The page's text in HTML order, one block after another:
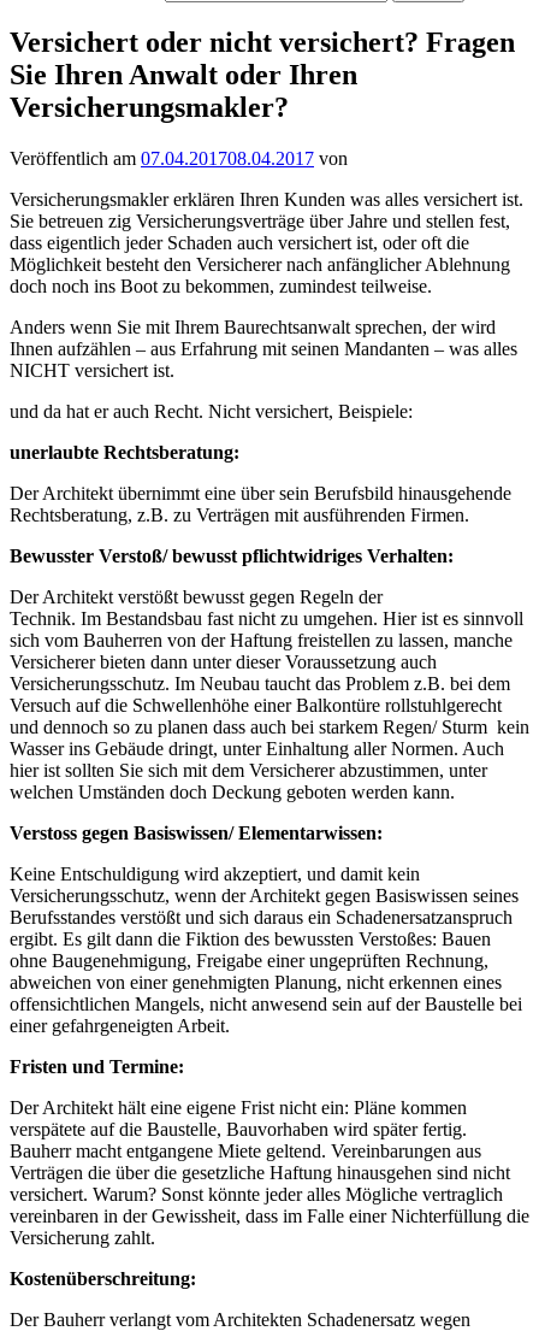
Versichert oder nicht versichert? Fragen
Sie Ihren Anwalt oder Ihren
Versicherungsmakler?
Veröffentlich am 07.04.201708.04.2017 von
Versicherungsmakler erklären Ihren Kunden was alles versichert ist.
Sie betreuen zig Versicherungsverträge über Jahre und stellen fest,
dass eigentlich jeder Schaden auch versichert ist, oder oft die
Möglichkeit besteht den Versicherer nach anfänglicher Ablehnung
doch noch ins Boot zu bekommen, zumindest teilweise.
Anders wenn Sie mit Ihrem Baurechtsanwalt sprechen, der wird
Ihnen aufzählen – aus Erfahrung mit seinen Mandanten – was alles
NICHT versichert ist.
und da hat er auch Recht. Nicht versichert, Beispiele:
unerlaubte Rechtsberatung:
Der Architekt übernimmt eine über sein Berufsbild hinausgehende
Rechtsberatung, z.B. zu Verträgen mit ausführenden Firmen.
Bewusster Verstoß/ bewusst pflichtwidriges Verhalten:
Der Architekt verstößt bewusst gegen Regeln der
Technik. Im Bestandsbau fast nicht zu umgehen. Hier ist es sinnvoll
sich vom Bauherren von der Haftung freistellen zu lassen, manche
Versicherer bieten dann unter dieser Voraussetzung auch
Versicherungsschutz. Im Neubau taucht das Problem z.B. bei dem
Versuch auf die Schwellenhöhe einer Balkontüre rollstuhlgerecht
und dennoch so zu planen dass auch bei starkem Regen/ Sturm kein
Wasser ins Gebäude dringt, unter Einhaltung aller Normen. Auch
hier ist sollten Sie sich mit dem Versicherer abzustimmen, unter
welchen Umständen doch Deckung geboten werden kann.
Verstoss gegen Basiswissen/ Elementarwissen:
Keine Entschuldigung wird akzeptiert, und damit kein
Versicherungsschutz, wenn der Architekt gegen Basiswissen seines
Berufsstandes verstößt und sich daraus ein Schadenersatzanspruch
ergibt. Es gilt dann die Fiktion des bewussten Verstoßes: Bauen
ohne Baugenehmigung, Freigabe einer ungeprüften Rechnung,
abweichen von einer genehmigten Planung, nicht erkennen eines
offensichtlichen Mangels, nicht anwesend sein auf der Baustelle bei
einer gefahrgeneigten Arbeit.
Fristen und Termine:
Der Architekt hält eine eigene Frist nicht ein: Pläne kommen
verspätete auf die Baustelle, Bauvorhaben wird später fertig.
Bauherr macht entgangene Miete geltend. Vereinbarungen aus
Verträgen die über die gesetzliche Haftung hinausgehen sind nicht
versichert. Warum? Sonst könnte jeder alles Mögliche vertraglich
vereinbaren in der Gewissheit, dass im Falle einer Nichterfüllung die
Versicherung zahlt.
Kostenüberschreitung:
Der Bauherr verlangt vom Architekten Schadenersatz wegen